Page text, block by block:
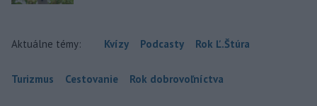
Aktuálne témy: Kvízy Podcasty Rok Ľ.Štúra
Turizmus Cestovanie Rok dobrovoľníctva